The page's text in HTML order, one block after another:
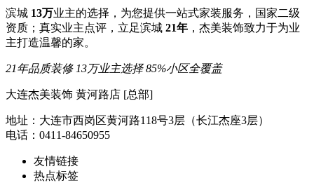
滨城 13万业主的选择，为您提供一站式家装服务，国家二级
资质；真实业主点评，立足滨城 21年 ，杰美装饰致力于为业
主打造温馨的家。
21年品质装修 13万业主选择 85%小区全覆盖
大连杰美装饰 黄河路店 [总部]
地址：大连市西岗区黄河路118号3层（长江杰座3层）
电话：0411-84650955
友情链接
热点标签